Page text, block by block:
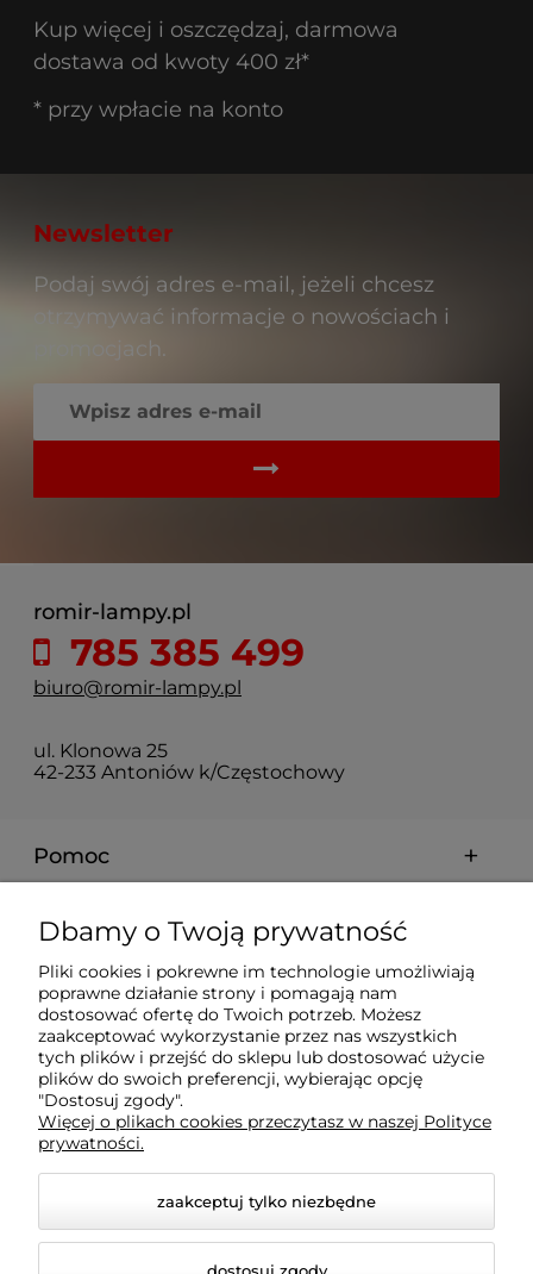
Kup więcej i oszczędzaj, darmowa
dostawa od kwoty 400 zł*
* przy wpłacie na konto
Newsletter
Podaj swój adres e-mail, jeżeli chcesz
otrzymywać informacje o nowościach i
promocjach.
romir-lampy.pl
785 385 499
biuro@romir-lampy.pl
ul. Klonowa 25
42-233 Antoniów k/Częstochowy
Pomoc
Moje konto
Płatności i dostawa
Informacje
O nas
Dbamy o Twoją prywatność
Pliki cookies i pokrewne im technologie umożliwiają
poprawne działanie strony i pomagają nam
dostosować ofertę do Twoich potrzeb. Możesz
zaakceptować wykorzystanie przez nas wszystkich
tych plików i przejść do sklepu lub dostosować użycie
plików do swoich preferencji, wybierając opcję
"Dostosuj zgody".
Więcej o plikach cookies przeczytasz w naszej Polityce
prywatności.
zaakceptuj tylko niezbędne
dostosuj zgody